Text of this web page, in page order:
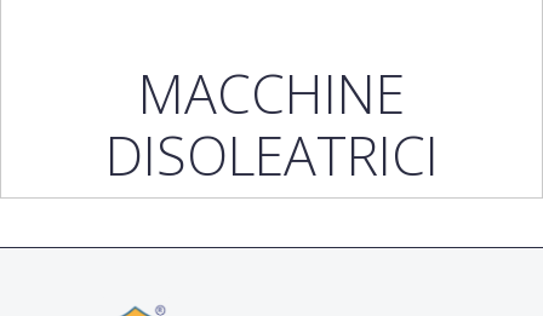
MACCHINE
DISOLEATRICI